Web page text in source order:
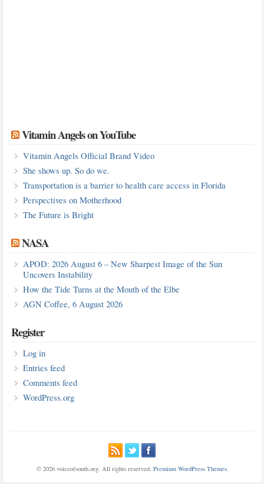
Vitamin Angels on YouTube
Vitamin Angels Official Brand Video
She shows up. So do we.
Transportation is a barrier to health care access in Florida
Perspectives on Motherhood
The Future is Bright
NASA
APOD: 2026 August 6 – New Sharpest Image of the Sun
Uncovers Instability
How the Tide Turns at the Mouth of the Elbe
AGN Coffee, 6 August 2026
Register
Log in
Entries feed
Comments feed
WordPress.org
© 2026 voiceofsouth.org. All rights reserved. Premium WordPress Themes.